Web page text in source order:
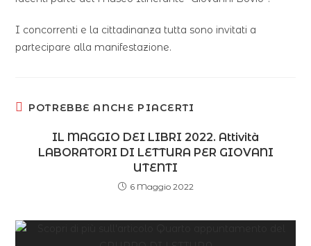
I concorrenti e la cittadinanza tutta sono invitati a
partecipare alla manifestazione.
POTREBBE ANCHE PIACERTI
IL MAGGIO DEI LIBRI 2022. Attività
LABORATORI DI LETTURA PER GIOVANI
UTENTI
6 Maggio 2022